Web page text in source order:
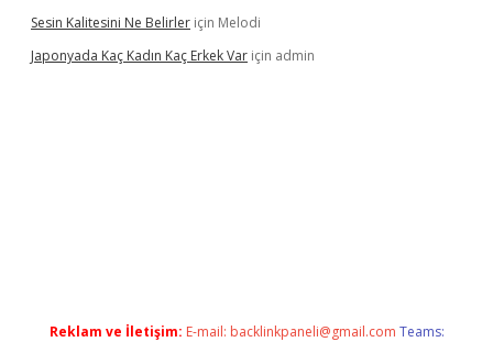
Sesin Kalitesini Ne Belirler için Melodi
Japonyada Kaç Kadın Kaç Erkek Var için admin
Reklam ve İletişim: E-mail: backlinkpaneli@gmail.com Teams: